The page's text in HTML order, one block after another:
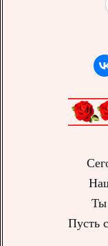
Ты
Пусть